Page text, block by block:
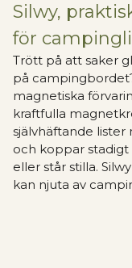
Silwy,
för
Trött på att saker
på
magnetiska
kraftfulla
självhäftande lister
och koppar stadigt
eller står stilla.
kan njuta av